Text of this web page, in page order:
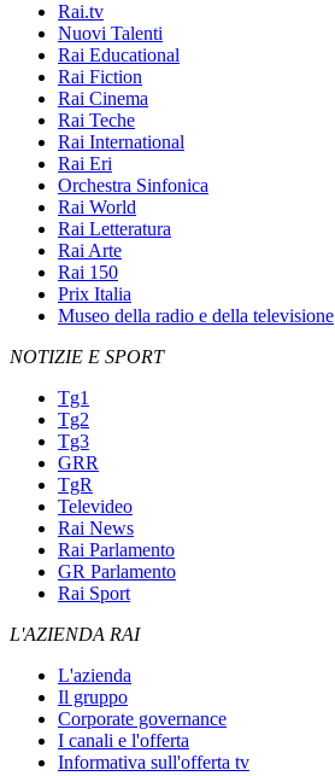
Rai.tv
Nuovi Talenti
Rai Educational
Rai Fiction
Rai Cinema
Rai Teche
Rai International
Rai Eri
Orchestra Sinfonica
Rai World
Rai Letteratura
Rai Arte
Rai 150
Prix Italia
Museo della radio e della televisione
NOTIZIE E SPORT
Tg1
Tg2
Tg3
GRR
TgR
Televideo
Rai News
Rai Parlamento
GR Parlamento
Rai Sport
L'AZIENDA RAI
L'azienda
Il gruppo
Corporate governance
I canali e l'offerta
Informativa sull'offerta tv